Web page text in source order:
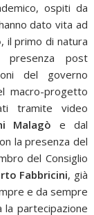
ospiti da
dato vita ad
, il primo di natura
presenza post
del governo
macro-progetto
tramite video
Malagò e dal
la presenza del
del Consiglio
Fabbricini, già
e da sempre
la partecipazione